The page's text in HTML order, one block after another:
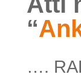
“
….